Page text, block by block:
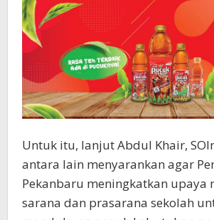
Untuk itu, lanjut Abdul Khair,
antara lain menyarankan agar
Pekanbaru meningkatkan upaya
sarana dan prasarana sekolah